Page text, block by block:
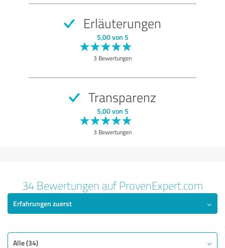
Bewertung anzeigen Erläuterungen
5,00 von 5
3 Bewertungen
Transparenz
5,00 von 5
3 Bewertungen
34 Bewertungen auf ProvenExpert.com
Erfahrungen zuerst
Alle (34)